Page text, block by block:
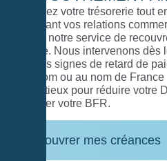
En cas d’échec de
service de
accompagne dans
légales pour
assurons une prise
l’obtention des
leur exécution.
Lancez une